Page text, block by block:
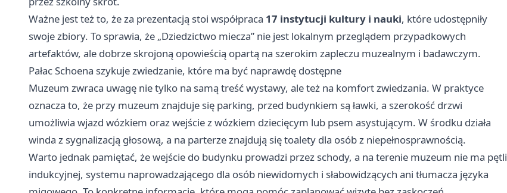
Ważne jest też to, że za prezentacją stoi współpraca 17 instytucji kultury i nauki, które udostępniły
swoje zbiory. To sprawia, że „Dziedzictwo miecza” nie jest lokalnym przeglądem przypadkowych
artefaktów, ale dobrze skrojoną opowieścią opartą na szerokim zapleczu muzealnym i badawczym.
Pałac Schoena szykuje zwiedzanie, które ma być naprawdę dostępne
Muzeum zwraca uwagę nie tylko na samą treść wystawy, ale też na komfort zwiedzania. W praktyce
oznacza to, że przy muzeum znajduje się parking, przed budynkiem są ławki, a szerokość drzwi
umożliwia wjazd wózkiem oraz wejście z wózkiem dziecięcym lub psem asystującym. W środku działa
winda z sygnalizacją głosową, a na parterze znajdują się toalety dla osób z niepełnosprawnością.
Warto jednak pamiętać, że wejście do budynku prowadzi przez schody, a na terenie muzeum nie ma pętli
indukcyjnej, systemu naprowadzającego dla osób niewidomych i słabowidzących ani tłumacza języka